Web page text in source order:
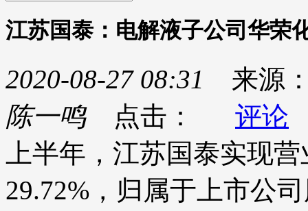
江苏国泰：电解液子公司华荣
2020-08-27 08:31
来源
陈一鸣点击：
评论
上半年，江苏国泰实现
29.72%，归属于上市公